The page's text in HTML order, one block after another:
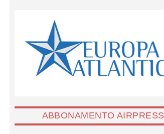
ABBONAMENTO AIRPRESS